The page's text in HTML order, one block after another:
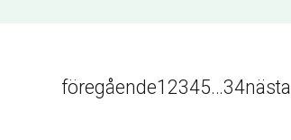
föregående1 2345…34nästa